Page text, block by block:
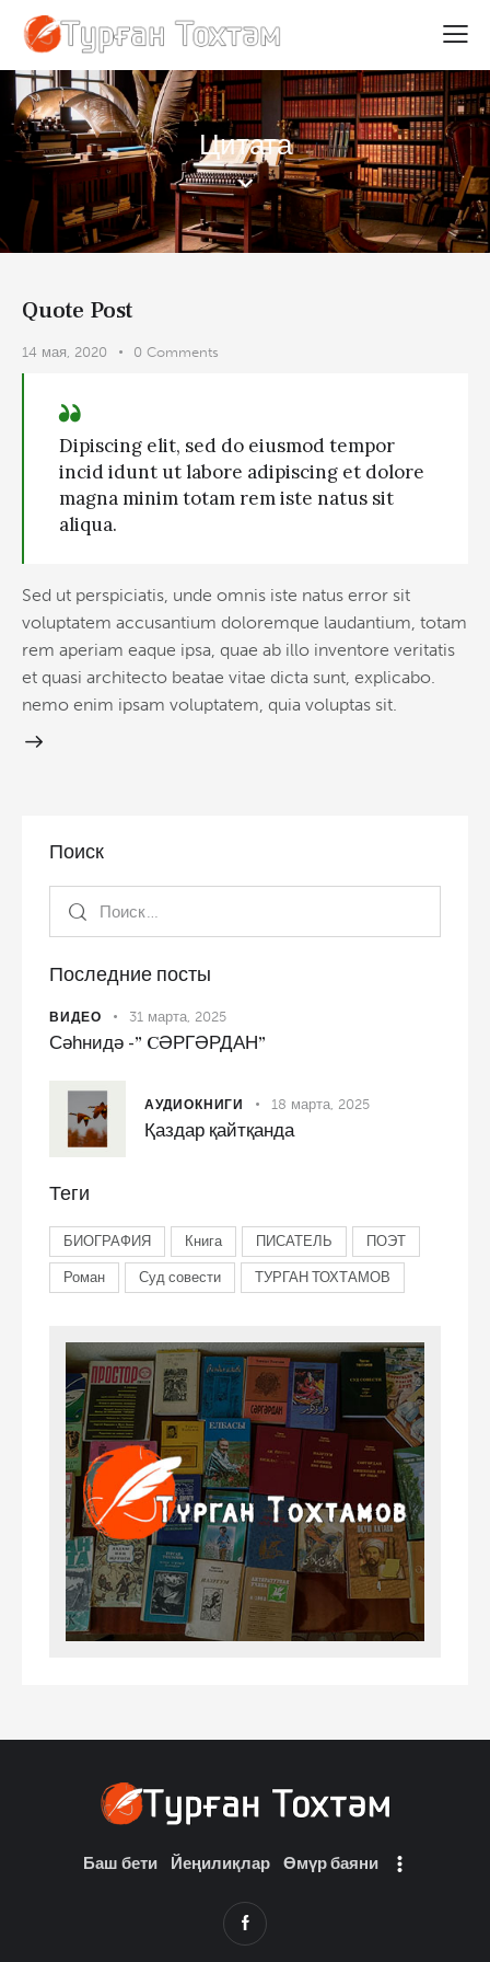
Цитата
Quote Post
14 мая, 2020 0 Comments
Dipiscing elit, sed do eiusmod tempor
incid idunt ut labore adipiscing et dolore
magna minim totam rem iste natus sit
aliqua.
Sed ut perspiciatis, unde omnis iste natus error sit
voluptatem accusantium doloremque laudantium, totam
rem aperiam eaque ipsa, quae ab illo inventore veritatis
et quasi architecto beatae vitae dicta sunt, explicabo.
nemo enim ipsam voluptatem, quia voluptas sit.
Поиск
Последние посты
ВИДЕО 31 марта, 2025
Сәһнидә -” CӘРГӘРДАН”
АУДИОКНИГИ 18 марта, 2025
Қаздар қайтқанда
Теги
БИОГРАФИЯ Книга ПИСАТЕЛЬ ПОЭТ
Роман Суд совести ТУРГАН ТОХТАМОВ
Баш бети Йеңилиқлар Өмүр баяни